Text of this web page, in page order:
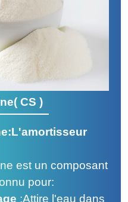
( CS )
est un composant
pour:
:Attire l'eau dans